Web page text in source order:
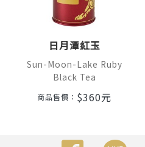
日月潭紅玉
Sun-Moon-Lake Ruby
Black Tea
商品售價： $360元